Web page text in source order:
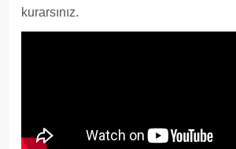
kurarsınız.